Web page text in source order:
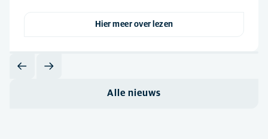
Hier meer over lezen
Alle nieuws